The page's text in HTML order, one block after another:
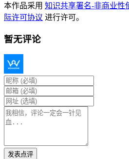
本作品采用 知识共享署名-非商业性
际许可协议 进行许可。
暂无评论
发表点评